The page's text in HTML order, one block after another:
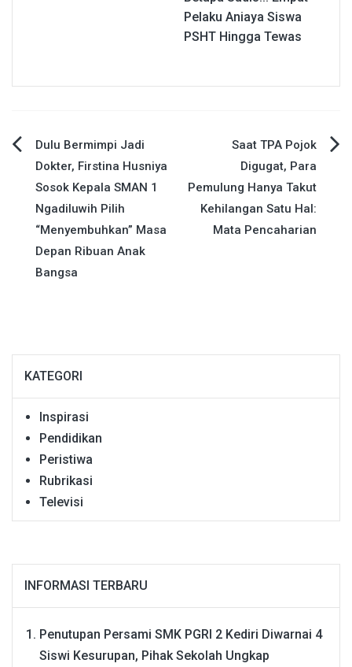
Pelaku Aniaya Siswa
PSHT Hingga Tewas
Navigasi
pos
Dulu Bermimpi Jadi
Dokter, Firstina Husniya
Sosok Kepala SMAN 1
Ngadiluwih Pilih
“Menyembuhkan” Masa
Depan Ribuan Anak
Bangsa
Saat TPA Pojok
Digugat, Para
Pemulung Hanya Takut
Kehilangan Satu Hal:
Mata Pencaharian
KATEGORI
Inspirasi
Pendidikan
Peristiwa
Rubrikasi
Televisi
INFORMASI TERBARU
Penutupan Persami SMK PGRI 2 Kediri Diwarnai 4
Siswi Kesurupan, Pihak Sekolah Ungkap